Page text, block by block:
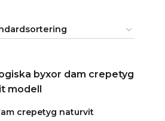
crepetyg naturvit